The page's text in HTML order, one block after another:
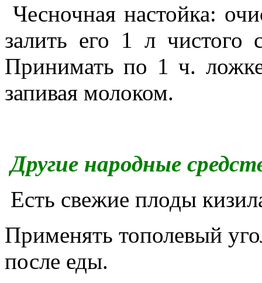
Чесночная настойка:
залить его 1 л чистого
Принимать по 1 ч.
запивая молоком.
Другие народные
Есть свежие плоды
Применять тополевый
после еды.